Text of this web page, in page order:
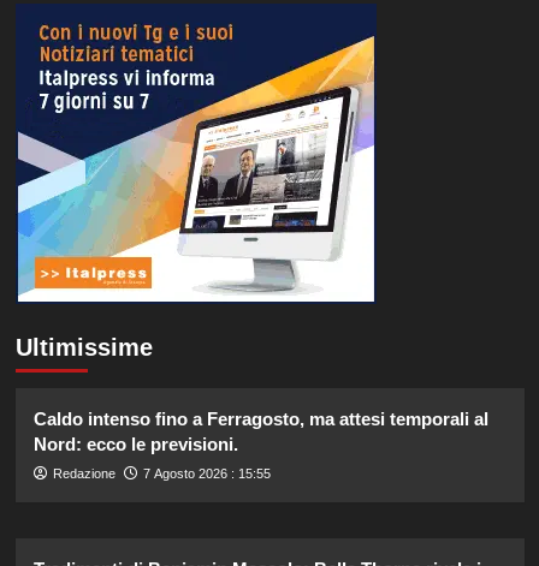
Ultimissime
Caldo intenso fino a Ferragosto, ma attesi temporali al
Nord: ecco le previsioni.
Redazione 7 Agosto 2026 : 15:55